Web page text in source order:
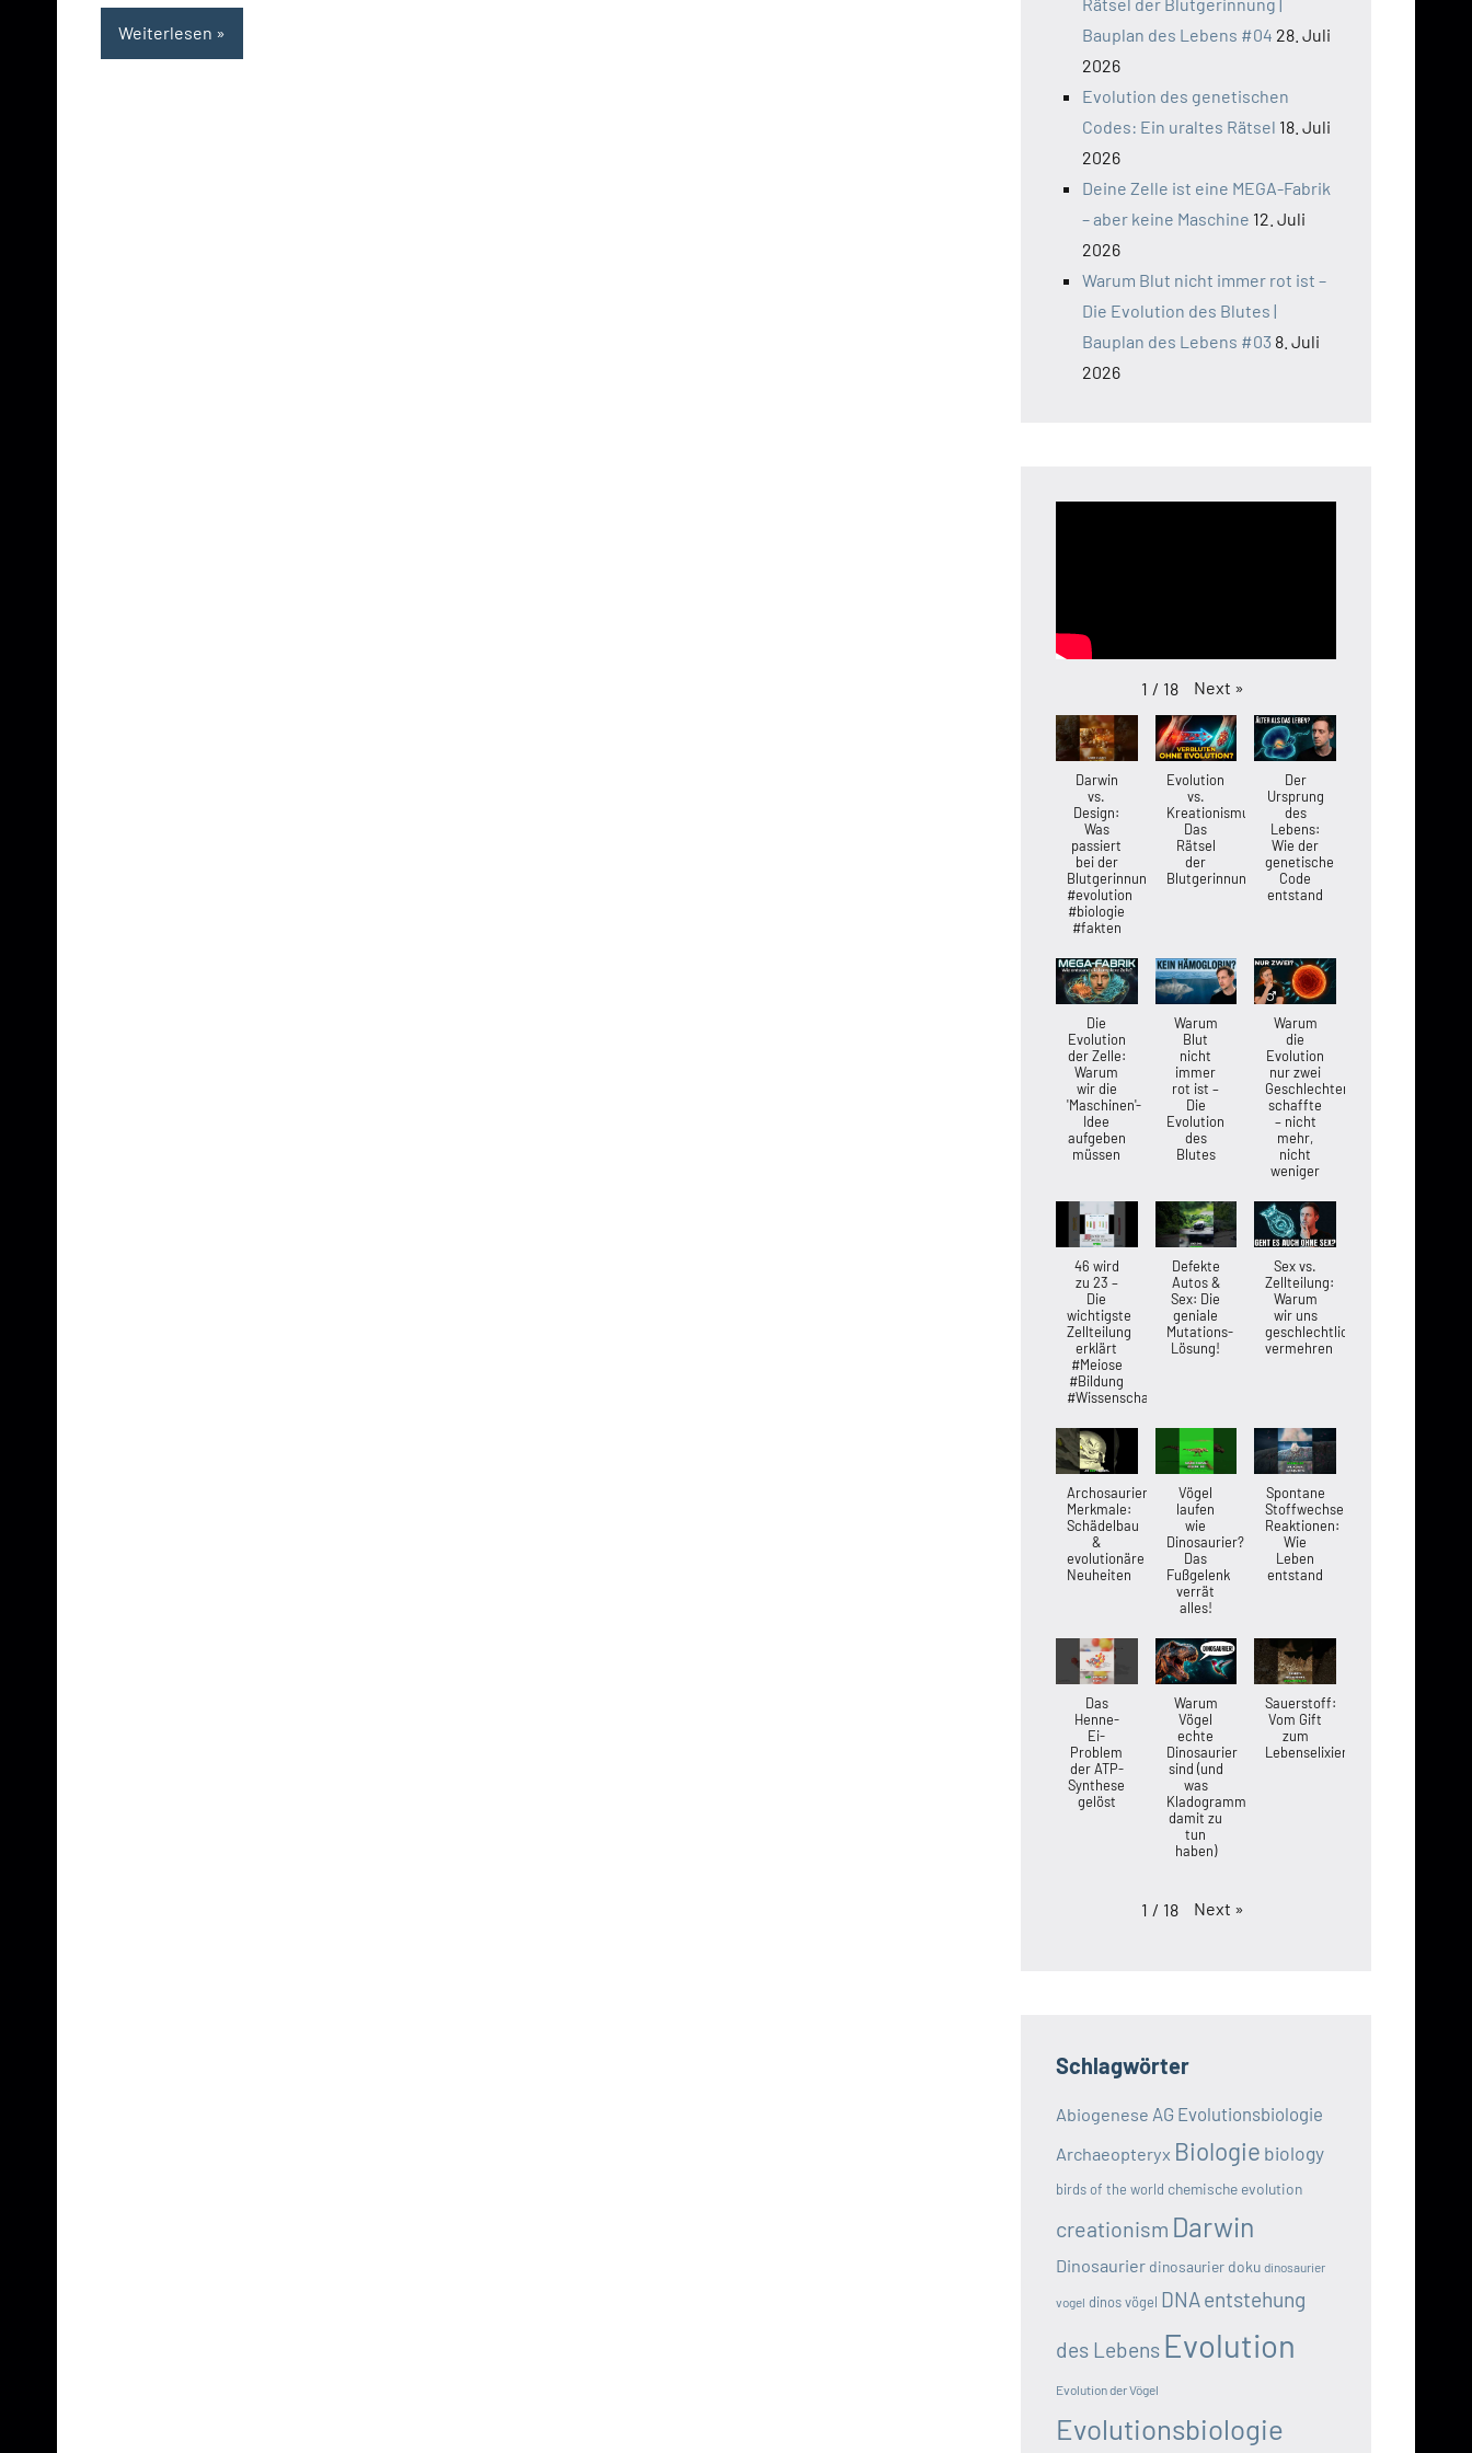
Weiterlesen
Bauplan des Lebens #04 28. Juli
2026
Evolution des genetischen
Codes: Ein uraltes Rätsel 18. Juli
2026
Deine Zelle ist eine MEGA-Fabrik
– aber keine Maschine 12. Juli
2026
Warum Blut nicht immer rot ist –
Die Evolution des Blutes |
Bauplan des Lebens #03 8. Juli
2026
1 / 18 Next »
Darwin
vs.
Design:
Was
passiert
bei der
Blutgerinnung?
#evolution
#biologie
#fakten
Evolution
vs.
Kreationismus:
Das
Rätsel
der
Blutgerinnung
Der
Ursprung
des
Lebens:
Wie der
genetische
Code
entstand
Die
Evolution
der Zelle:
Warum
wir die
'Maschinen'-
Idee
aufgeben
müssen
Warum
Blut
nicht
immer
rot ist –
Die
Evolution
des
Blutes
Warum
die
Evolution
nur zwei
Geschlechter
schaffte
– nicht
mehr,
nicht
weniger
46 wird
zu 23 –
Die
wichtigste
Zellteilung
erklärt
#Meiose
#Bildung
#Wissenschaft
Defekte
Autos &
Sex: Die
geniale
Mutations-
Lösung!
Sex vs.
Zellteilung:
Warum
wir uns
geschlechtlich
vermehren
Archosaurier-
Merkmale:
Schädelbau
&
evolutionäre
Neuheiten
Vögel
laufen
wie
Dinosaurier?
Das
Fußgelenk
verrät
alles!
Spontane
Stoffwechsel-
Reaktionen:
Wie
Leben
entstand
Das
Henne-
Ei-
Problem
der ATP-
Synthese
gelöst
Warum
Vögel
echte
Dinosaurier
sind (und
was
Kladogramme
damit zu
tun
haben)
Sauerstoff:
Vom Gift
zum
Lebenselixier
1 / 18 Next »
Schlagwörter
Abiogenese AG Evolutionsbiologie
Archaeopteryx Biologie biology
birds of the world chemische evolution
creationism Darwin
Dinosaurier dinosaurier doku dinosaurier
vogel dinos vögel DNAentstehung
des Lebens Evolution
Evolution der Vögel
Evolutionsbiologie